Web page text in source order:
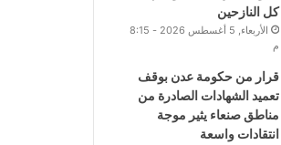
كل النازحين
الأربعاء, 5 أغسطس 2026 - 8:15
م
قرار من حكومة عدن بوقف
تعميد الشهادات الصادرة من
مناطق صنعاء يثير موجة
انتقادات واسعة